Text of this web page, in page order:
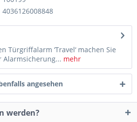
4036126008848
Türgriffalarm ‘Travel‘ machen Sie
mehr
angesehen
werden?